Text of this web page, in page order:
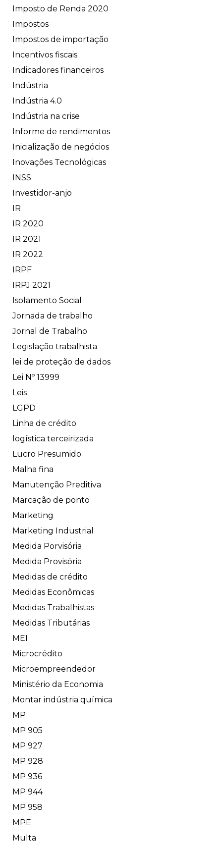
Imposto de Renda 2020
Impostos
Impostos de importação
Incentivos fiscais
Indicadores financeiros
Indústria
Indústria 4.0
Indústria na crise
Informe de rendimentos
Inicialização de negócios
Inovações Tecnológicas
INSS
Investidor-anjo
IR
IR 2020
IR 2021
IR 2022
IRPF
IRPJ 2021
Isolamento Social
Jornada de trabalho
Jornal de Trabalho
Legislação trabalhista
lei de proteção de dados
Lei Nº 13999
Leis
LGPD
Linha de crédito
logística terceirizada
Lucro Presumido
Malha fina
Manutenção Preditiva
Marcação de ponto
Marketing
Marketing Industrial
Medida Porvisória
Medida Provisória
Medidas de crédito
Medidas Econômicas
Medidas Trabalhistas
Medidas Tributárias
MEI
Microcrédito
Microempreendedor
Ministério da Economia
Montar indústria química
MP
MP 905
MP 927
MP 928
MP 936
MP 944
MP 958
MPE
Multa